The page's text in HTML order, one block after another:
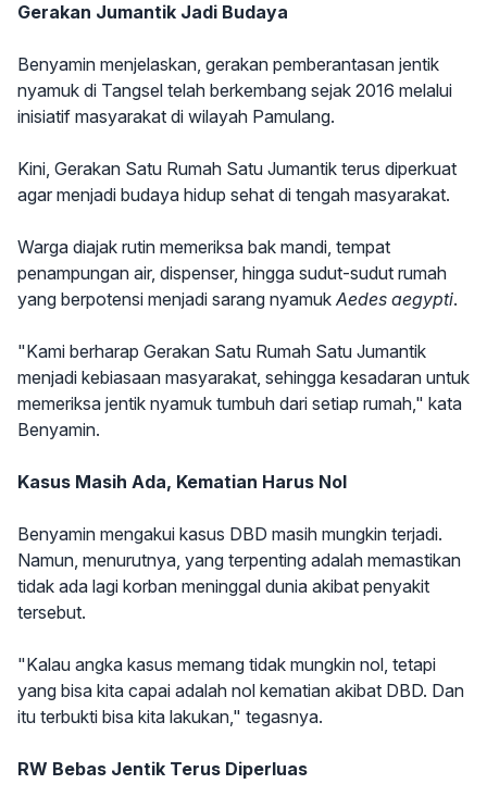
Gerakan Jumantik Jadi Budaya
Benyamin menjelaskan, gerakan pemberantasan jentik
nyamuk di Tangsel telah berkembang sejak 2016 melalui
inisiatif masyarakat di wilayah Pamulang.
Kini, Gerakan Satu Rumah Satu Jumantik terus diperkuat
agar menjadi budaya hidup sehat di tengah masyarakat.
Warga diajak rutin memeriksa bak mandi, tempat
penampungan air, dispenser, hingga sudut-sudut rumah
yang berpotensi menjadi sarang nyamukAedes aegypti.
"Kami berharap Gerakan Satu Rumah Satu Jumantik
menjadi kebiasaan masyarakat, sehingga kesadaran untuk
memeriksa jentik nyamuk tumbuh dari setiap rumah," kata
Benyamin.
Kasus Masih Ada, Kematian Harus Nol
Benyamin mengakui kasus DBD masih mungkin terjadi.
Namun, menurutnya, yang terpenting adalah memastikan
tidak ada lagi korban meninggal dunia akibat penyakit
tersebut.
"Kalau angka kasus memang tidak mungkin nol, tetapi
yang bisa kita capai adalah nol kematian akibat DBD. Dan
itu terbukti bisa kita lakukan," tegasnya.
RW Bebas Jentik Terus Diperluas